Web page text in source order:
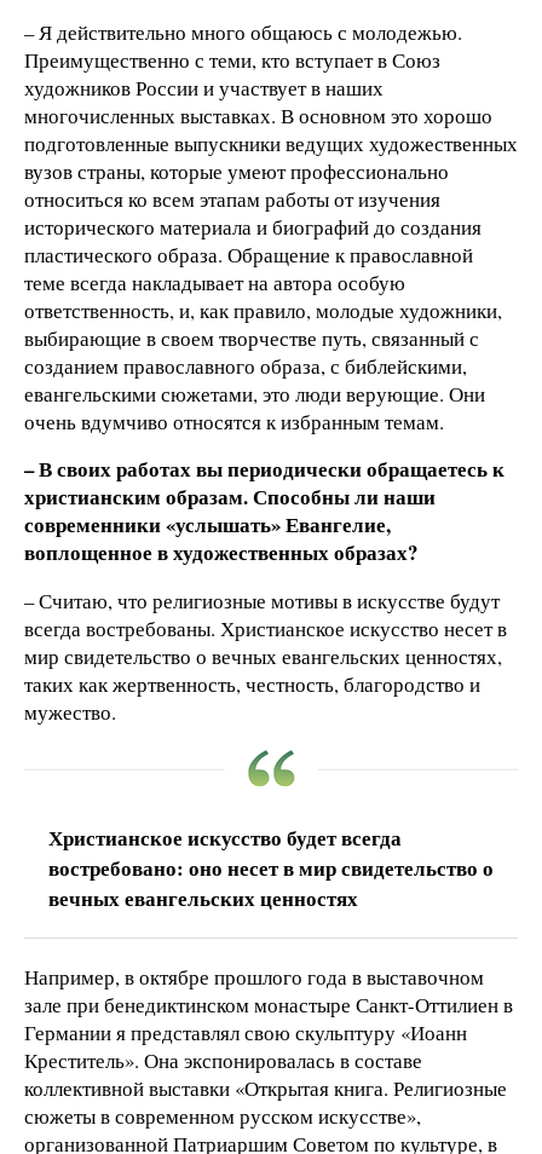
– Я действительно много общаюсь с молодежью.
Преимущественно с теми, кто вступает в Союз
художников России и участвует в наших
многочисленных выставках. В основном это хорошо
подготовленные выпускники ведущих художественных
вузов страны, которые умеют профессионально
относиться ко всем этапам работы от изучения
исторического материала и биографий до создания
пластического образа. Обращение к православной
теме всегда накладывает на автора особую
ответственность, и, как правило, молодые художники,
выбирающие в своем творчестве путь, связанный с
созданием православного образа, с библейскими,
евангельскими сюжетами, это люди верующие. Они
очень вдумчиво относятся к избранным темам.
– В своих работах вы периодически обращаетесь к
христианским образам. Способны ли наши
современники «услышать» Евангелие,
воплощенное в художественных образах?
– Считаю, что религиозные мотивы в искусстве будут
всегда востребованы. Христианское искусство несет в
мир свидетельство о вечных евангельских ценностях,
таких как жертвенность, честность, благородство и
мужество.
Христианское искусство будет всегда
востребовано: оно несет в мир свидетельство о
вечных евангельских ценностях
Например, в октябре прошлого года в выставочном
зале при бенедиктинском монастыре Санкт-Оттилиен в
Германии я представлял свою скульптуру «Иоанн
Креститель». Она экспонировалась в составе
коллективной выставки «Открытая книга. Религиозные
сюжеты в современном русском искусстве»,
организованной Патриаршим Советом по культуре, в